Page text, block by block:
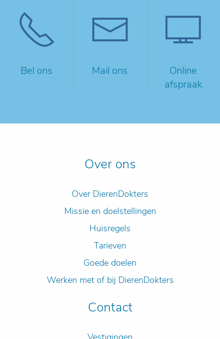
Bel ons Mail ons
Online
afspraak
Over ons
Over DierenDokters
Missie en doelstellingen
Huisregels
Tarieven
Goede doelen
Werken met of bij DierenDokters
Contact